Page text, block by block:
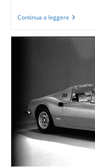
Continua a leggereLampade
e